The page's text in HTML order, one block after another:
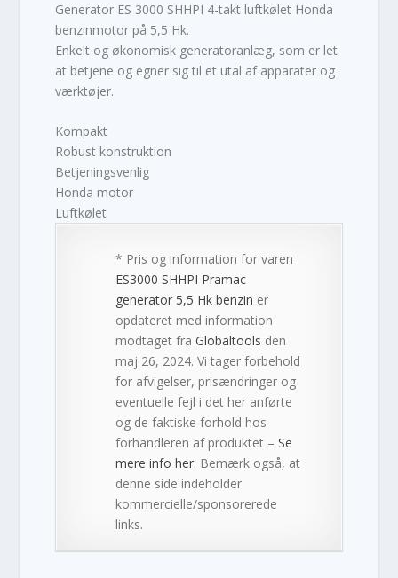
Generator ES 3000 SHHPI 4-takt luftkølet Honda
benzinmotor på 5,5 Hk.
Enkelt og økonomisk generatoranlæg, som er let
at betjene og egner sig til et utal af apparater og
værktøjer.
Kompakt
Robust konstruktion
Betjeningsvenlig
Honda motor
Luftkølet
* Pris og information for varen
ES3000 SHHPI Pramac
generator 5,5 Hk benzin er
opdateret med information
modtaget fraGlobaltools den
maj 26, 2024. Vi tager forbehold
for afvigelser, prisændringer og
eventuelle fejl i det her anførte
og de faktiske forhold hos
forhandleren af produktet –Se
mere info her. Bemærk også, at
denne side indeholder
kommercielle/sponsorerede
links.